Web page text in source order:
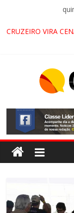
CRUZEIRO VIRA
PROMOTOR DO
ACESSO À
ALTERNATIVAS
LORENA,
PELA FÁBRICA DA